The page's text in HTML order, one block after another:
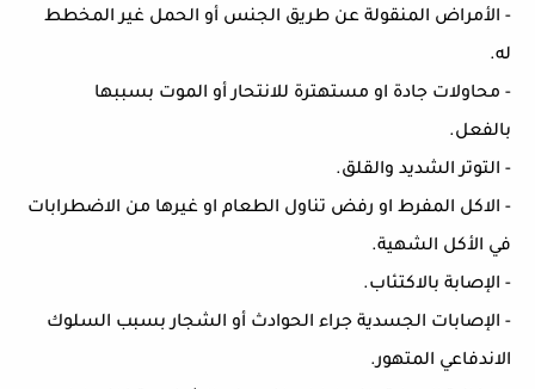
- الأمراض المنقولة عن طريق الجنس أو الحمل غير المخطط
له.
- محاولات جادة او مستهترة للانتحار أو الموت بسببها
بالفعل.
- التوتر الشديد والقلق.
- الاكل المفرط او رفض تناول الطعام او غيرها من الاضطرابات
في الأكل الشهية.
- الإصابة بالاكتئاب.
- الإصابات الجسدية جراء الحوادث أو الشجار بسبب السلوك
الاندفاعي المتهور.